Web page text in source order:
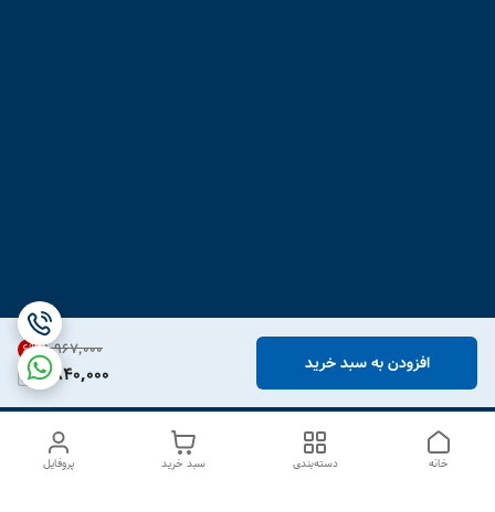
۱٬۹۶۷٬۰۰۰ 6%
1,840,000 افزودن به سبد خرید
پروفایل سبد خرید دسته‌بندی خانه